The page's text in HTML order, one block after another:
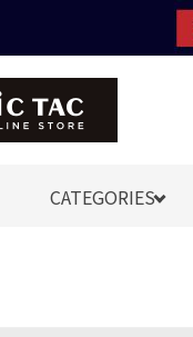
CATEGORIES